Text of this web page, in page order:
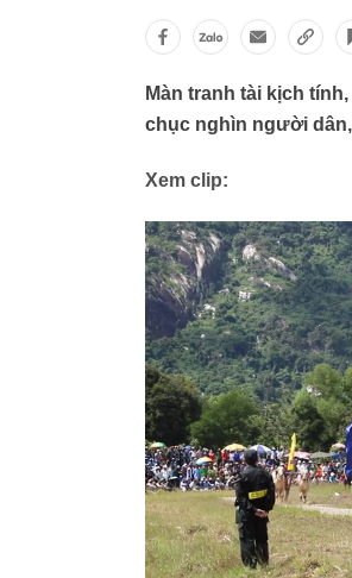
Màn tranh tài kịch
chục nghìn người
Xem clip: